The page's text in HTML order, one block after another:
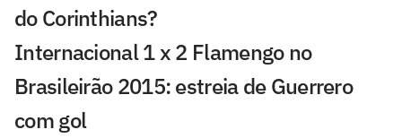
do Corinthians?
Internacional 1 x 2 Flamengo no
Brasileirão 2015: estreia de Guerrero
com gol